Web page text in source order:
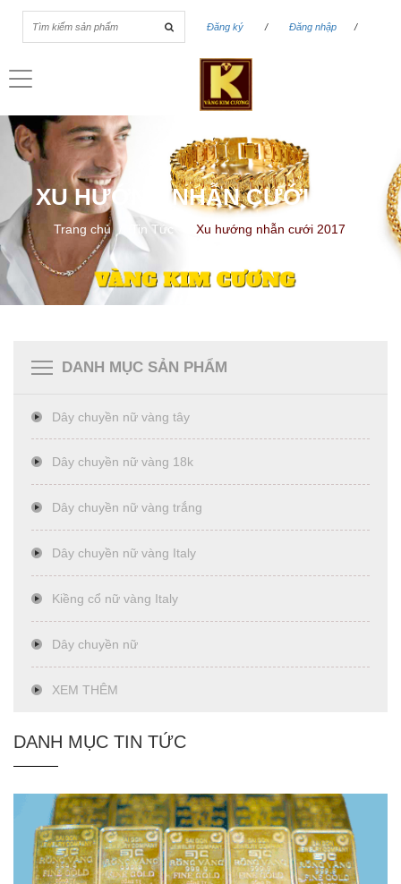
Đăng ký / Đăng nhập /
Toggle
XU HƯỚNG NHẪN CƯỚI 2017
Trang chủ Tin Tức Xu hướng nhẫn cưới 2017
DANH MỤC SẢN PHẨM
Dây chuyền nữ vàng tây
Dây chuyền nữ vàng 18k
Dây chuyền nữ vàng trắng
Dây chuyền nữ vàng Italy
Kiềng cổ nữ vàng Italy
Dây chuyền nữ
XEM THÊM
DANH MỤC TIN TỨC